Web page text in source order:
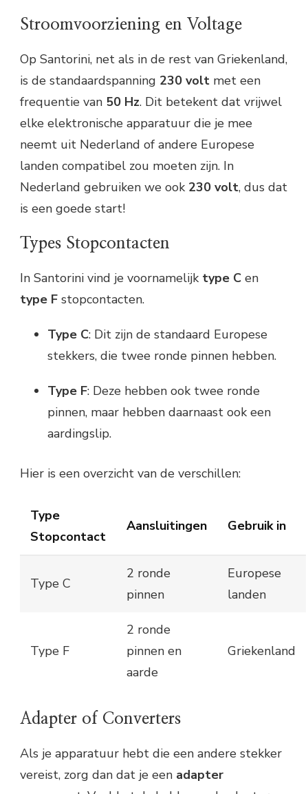
Stroomvoorziening en Voltage
Op Santorini, net als in de rest van Griekenland,
is de standaardspanning 230 volt met een
frequentie van 50 Hz. Dit betekent dat vrijwel
elke elektronische apparatuur die je mee
neemt uit Nederland of andere Europese
landen compatibel zou moeten zijn. In
Nederland gebruiken we ook 230 volt, dus dat
is een goede start!
Types Stopcontacten
In Santorini vind je voornamelijk type C en
type F stopcontacten.
Type C: Dit zijn de standaard Europese
stekkers, die twee ronde pinnen hebben.
Type F: Deze hebben ook twee ronde
pinnen, maar hebben daarnaast ook een
aardingslip.
Hier is een overzicht van de verschillen:
Type
Stopcontact
Aansluitingen Gebruik in
Type C
2 ronde
pinnen
Europese
landen
Type F
2 ronde
pinnen en
aarde
Griekenland
Adapter of Converters
Als je apparatuur hebt die een andere stekker
vereist, zorg dan dat je een adapter